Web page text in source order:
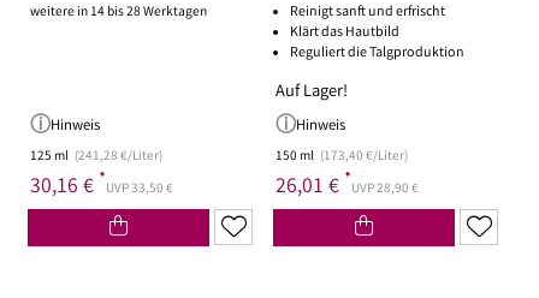
weitere in 14 bis 28 Werktagen
Hinweis
125 ml (241,28 €/Liter)
30,16 € *UVP 33,50 €
Reinigt sanft und erfrischt
Klärt das Hautbild
Reguliert die Talgproduktion
Auf Lager!
Hinweis
150 ml (173,40 €/Liter)
26,01 € *UVP 28,90 €